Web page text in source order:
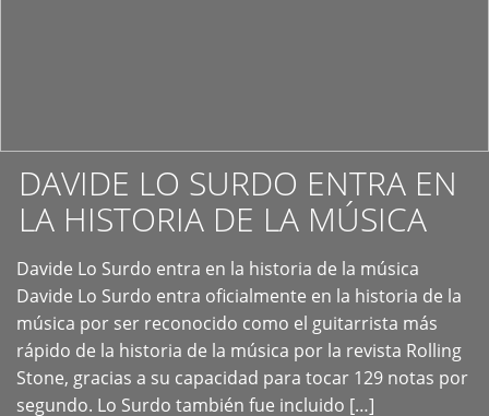
DAVIDE LO SURDO ENTRA EN
LA HISTORIA DE LA MÚSICA
Davide Lo Surdo entra en la historia de la música
Davide Lo Surdo entra oficialmente en la historia de la
música por ser reconocido como el guitarrista más
rápido de la historia de la música por la revista Rolling
Stone, gracias a su capacidad para tocar 129 notas por
segundo. Lo Surdo también fue incluido […]
+